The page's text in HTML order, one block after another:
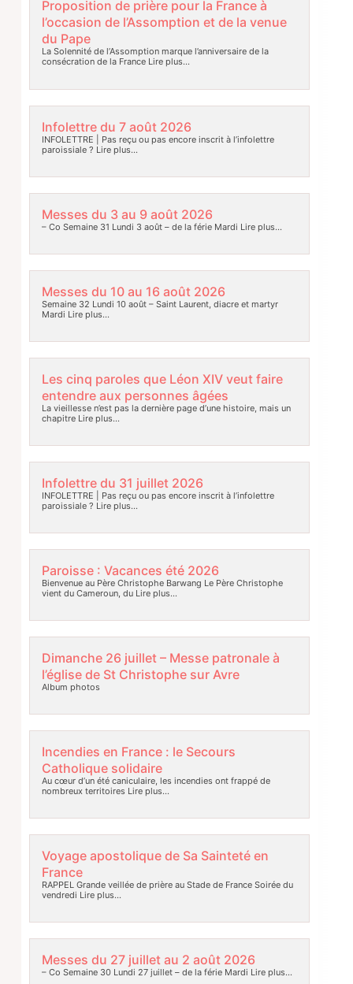
Proposition de prière pour la France à
l’occasion de l’Assomption et de la venue
du Pape
La Solennité de l’Assomption marque l’anniversaire de la
consécration de la FranceLire plus…
Infolettre du 7 août 2026
INFOLETTRE | Pas reçu ou pas encore inscrit à l’infolettre
paroissiale ? Lire plus…
Messes du 3 au 9 août 2026
– Co Semaine 31 Lundi 3 août – de la férie Mardi Lire plus…
Messes du 10 au 16 août 2026
Semaine 32 Lundi 10 août – Saint Laurent, diacre et martyr
Mardi Lire plus…
Les cinq paroles que Léon XIV veut faire
entendre aux personnes âgées
La vieillesse n’est pas la dernière page d’une histoire, mais un
chapitreLire plus…
Infolettre du 31 juillet 2026
INFOLETTRE | Pas reçu ou pas encore inscrit à l’infolettre
paroissiale ? Lire plus…
Paroisse : Vacances été 2026
Bienvenue au Père Christophe Barwang Le Père Christophe
vient du Cameroun, duLire plus…
Dimanche 26 juillet – Messe patronale à
l’église de St Christophe sur Avre
Album photos
Incendies en France : le Secours
Catholique solidaire
Au cœur d’un été caniculaire, les incendies ont frappé de
nombreux territoires Lire plus…
Voyage apostolique de Sa Sainteté en
France
RAPPEL Grande veillée de prière au Stade de France Soirée du
vendredi Lire plus…
Messes du 27 juillet au 2 août 2026
– Co Semaine 30 Lundi 27 juillet – de la férie Mardi Lire plus…